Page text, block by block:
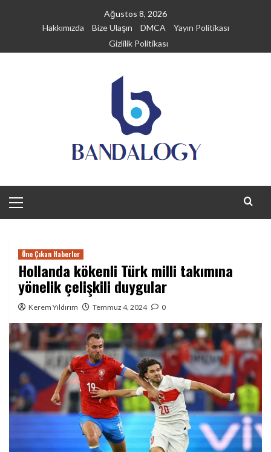
Ağustos 8, 2026
Hakkımızda
Bize Ulaşın DMCA
Yayın Politikası
Gizlilik Politikası
Menu
Öne Çıkan Haberler
Hollanda kökenli Türk milli takımına
yönelik çelişkili duygular
Kerem Yıldırım Temmuz 4, 2024 0